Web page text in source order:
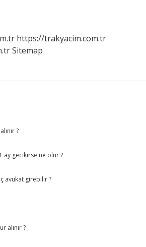
https://trakyacim.com.tr
Sitemap
?
ay gecikirse ne olur ?
avukat girebilir ?
alınır ?